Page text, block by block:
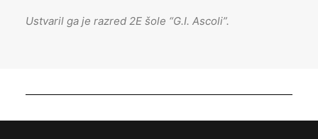
Ustvaril ga je razred 2E šole “G.I. Ascoli”.